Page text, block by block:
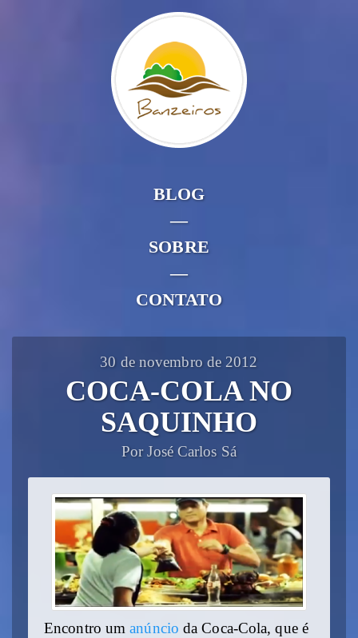
BLOG
—
SOBRE
—
CONTATO
30 de novembro de 2012
COCA-COLA NO
SAQUINHO
Por José Carlos Sá
Encontro umanúncio da Coca-Cola, que é